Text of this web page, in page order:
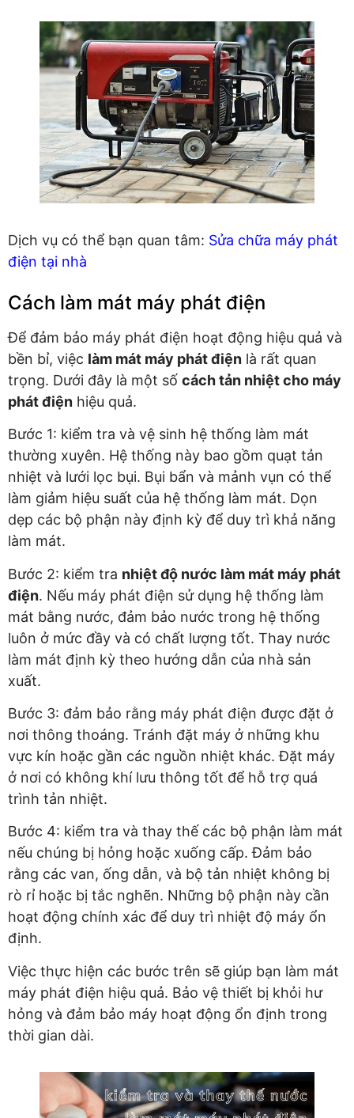
Dịch vụ có thể bạn quan tâm: Sửa chữa máy phát
điện tại nhà
Cách làm mát máy phát điện
Để đảm bảo máy phát điện hoạt động hiệu quả và
bền bỉ, việc làm mát máy phát điện là rất quan
trọng. Dưới đây là một số cách tản nhiệt cho máy
phát điện hiệu quả.
Bước 1: kiểm tra và vệ sinh hệ thống làm mát
thường xuyên. Hệ thống này bao gồm quạt tản
nhiệt và lưới lọc bụi. Bụi bẩn và mảnh vụn có thể
làm giảm hiệu suất của hệ thống làm mát. Dọn
dẹp các bộ phận này định kỳ để duy trì khả năng
làm mát.
Bước 2: kiểm tra nhiệt độ nước làm mát máy phát
điện. Nếu máy phát điện sử dụng hệ thống làm
mát bằng nước, đảm bảo nước trong hệ thống
luôn ở mức đầy và có chất lượng tốt. Thay nước
làm mát định kỳ theo hướng dẫn của nhà sản
xuất.
Bước 3: đảm bảo rằng máy phát điện được đặt ở
nơi thông thoáng. Tránh đặt máy ở những khu
vực kín hoặc gần các nguồn nhiệt khác. Đặt máy
ở nơi có không khí lưu thông tốt để hỗ trợ quá
trình tản nhiệt.
Bước 4: kiểm tra và thay thế các bộ phận làm mát
nếu chúng bị hỏng hoặc xuống cấp. Đảm bảo
rằng các van, ống dẫn, và bộ tản nhiệt không bị
rò rỉ hoặc bị tắc nghẽn. Những bộ phận này cần
hoạt động chính xác để duy trì nhiệt độ máy ổn
định.
Việc thực hiện các bước trên sẽ giúp bạn làm mát
máy phát điện hiệu quả. Bảo vệ thiết bị khỏi hư
hỏng và đảm bảo máy hoạt động ổn định trong
thời gian dài.